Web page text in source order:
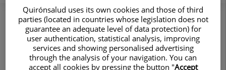
Tratamientos y Especialidades
Diagnóstico por la imagen
Ecografía
Abdominal
Vésico prostática transrectal
Vésico prostática transrectal
Quirónsalud uses its own cookies and those of third
parties (located in countries whose legislation does not
guarantee an adequate level of data protection) for
user authentication, statistical analysis, improving
services and showing personalised advertising
through the analysis of your navigation. You can
accept all cookies by pressing the button "Accept